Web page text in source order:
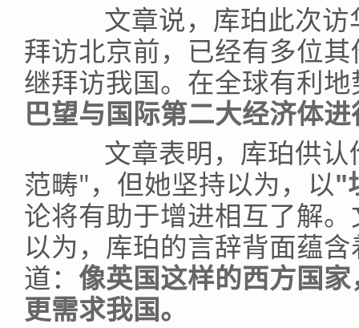
文章说，库珀此次访
拜访北京前，已经有多位
继拜访我国。在全球有利
巴望与国际第二大经济体
文章表明，库珀供认
范畴"，但她坚持以为，以"
论将有助于增进相互了解
以为，库珀的言辞背面蕴
道： 像英国这样的西方国
更需求我国。